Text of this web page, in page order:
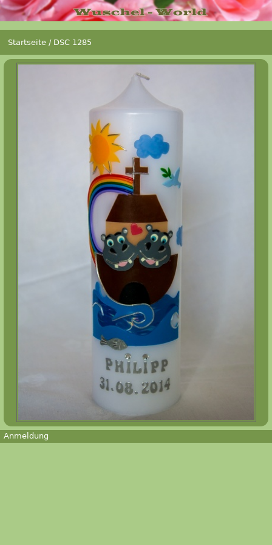
Startseite/ DSC 1285
Anmeldung